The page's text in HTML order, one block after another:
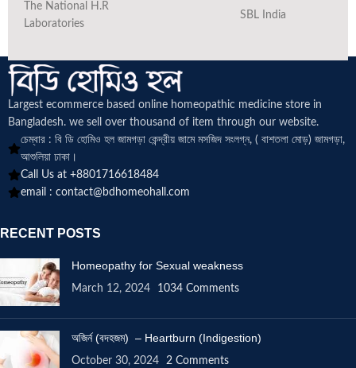
The National H.R
Laboratories
SBL India
Largest ecommerce based online homeopathic medicine store in
Bangladesh. we sell over thousand of item through our website.
চেম্বার : বি ডি হোমিও হল জামগড়া কেন্দ্রীয় জামে মসজিদ সংলগ্ন, ( বাশতলা মোড়) জামগড়া,
আশুলিয়া ঢাকা।
Call Us at +8801716618484
email : contact@bdhomeohall.com
RECENT POSTS
Homeopathy for Sexual weakness
March 12, 2024 1034 Comments
অজির্ন (বদহজম) – Heartburn (Indigestion)
October 30, 2024 2 Comments